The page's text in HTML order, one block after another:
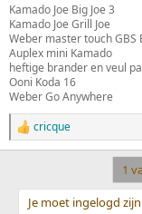
Kamado Joe Big Joe 3
Kamado Joe Grill Joe
Weber master touch GBS
Auplex mini Kamado
heftige brander en veul
Ooni Koda 16
Weber Go Anywhere
W
a
d
cricque
1
Je moet ingelogd